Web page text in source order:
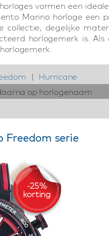
vormen een
Marino horloge een
collectie, degelijke
horlogemerk is.
| Hurricane
op horlogenaam
serie